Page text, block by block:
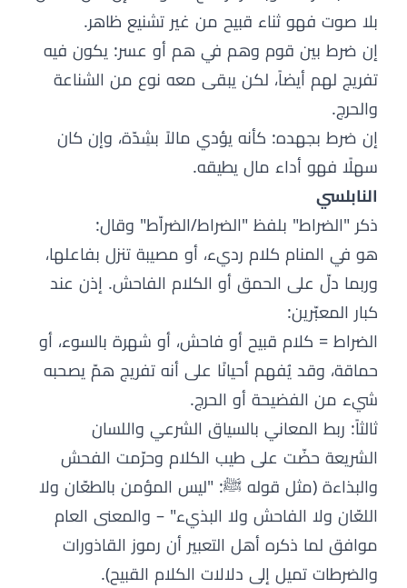
بلا صوت فهو ثناء قبيح من غير تشنيع ظاهر.
إن ضرط بين قوم وهم في هم أو عسر: يكون فيه
تفريج لهم أيضاً، لكن يبقى معه نوع من الشناعة
والحرج.
إن ضرط بجهده: كأنه يؤدي مالاً بشِدّة، وإن كان
سهلًا فهو أداء مال يطيقه.
النابلسي
ذكر "الضراط" بلفظ "الضراط/الضراّط" وقال:
هو في المنام كلام رديء، أو مصيبة تنزل بفاعلها،
وربما دلّ على الحمق أو الكلام الفاحش. إذن عند
كبار المعبّرين:
الضراط = كلام قبيح أو فاحش، أو شهرة بالسوء، أو
حماقة، وقد يُفهم أحيانًا على أنه تفريج همّ يصحبه
شيء من الفضيحة أو الحرج.
ثالثاً: ربط المعاني بالسياق الشرعي واللسان
الشريعة حضّت على طيب الكلام وحرّمت الفحش
والبذاءة (مثل قوله ﷺ: "ليس المؤمن بالطعّان ولا
اللعّان ولا الفاحش ولا البذيء" – والمعنى العام
موافق لما ذكره أهل التعبير أن رموز القاذورات
والضرطات تميل إلى دلالات الكلام القبيح).